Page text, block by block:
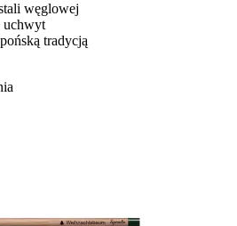
węglowej
uchwyt
tradycją